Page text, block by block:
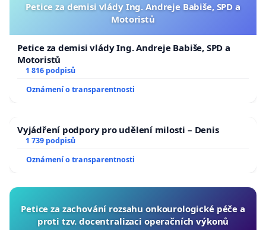
Petice za demisi vlády Ing. Andreje Babiše, SPD a
Motoristů
Petice za demisi vlády Ing. Andreje Babiše, SPD a
Motoristů
1 816 podpisů
Oznámení o transparentnosti
Vyjádření podpory pro udělení milosti – Denis
1 739 podpisů
Oznámení o transparentnosti
Petice za zachování rozsahu onkourologické péče a
proti tzv. docentralizaci operačních výkonů